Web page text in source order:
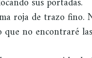
roja de trazo fino.
no encontraré